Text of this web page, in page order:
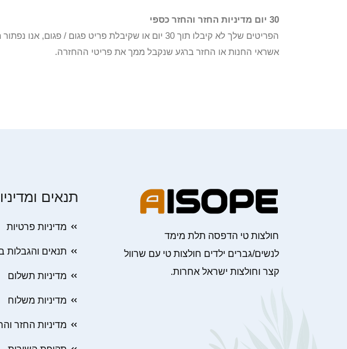
30 יום מדיניות החזר והחזר כספי
הפריטים שלך לא קיבלו תוך 30 יום או שקיבלת פריט
אשראי החנות או החזר ברגע שנקבל ממך את פריטי ההחזרה.
חולצות טי הדפסה תלת מימד
לנשים/גברים ילדים חולצות טי עם שרוול
קצר וחולצות ישראל אחרות.
תנאים
מדיניות פרטיות
תנאים והגבלות
מדיניות תשלום
מדיניות משלוח
מדיניות החזר